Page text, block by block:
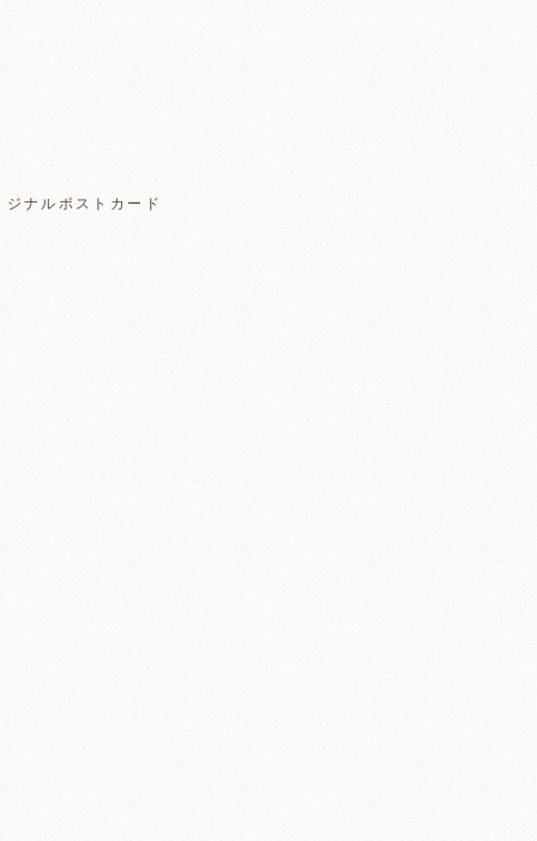
ナルポストカード